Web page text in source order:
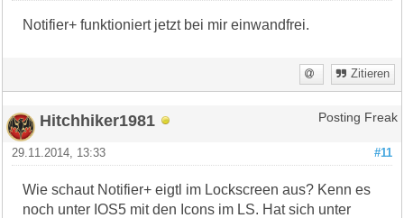
Notifier+ funktioniert jetzt bei mir einwandfrei.
Zitieren
Hitchhiker1981 Posting Freak
#11
29.11.2014, 13:33
Wie schaut Notifier+ eigtl im Lockscreen aus? Kenn es
noch unter IOS5 mit den Icons im LS. Hat sich unter